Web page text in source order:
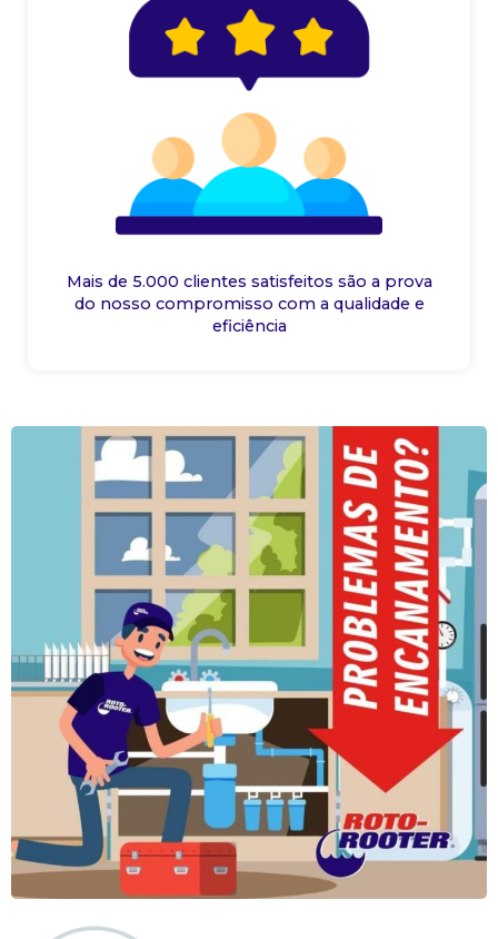
Mais de 5.000 clientes satisfeitos são a prova
do nosso compromisso com a qualidade e
eficiência